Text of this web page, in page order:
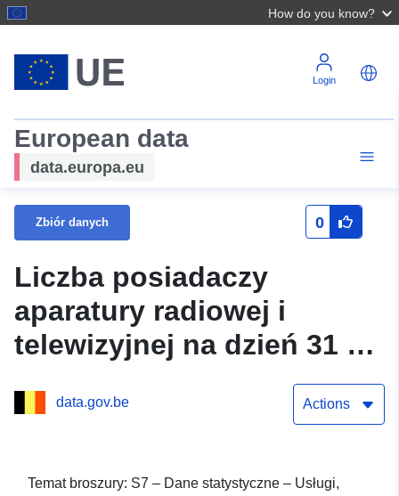
How do you know?
Login
European data
data.europa.eu
Zbiór danych 0
Liczba posiadaczy
aparatury radiowej i
telewizyjnej na dzień 31 12
data.gov.be Actions
Temat broszury: S7 – Dane statystyczne – Usługi,